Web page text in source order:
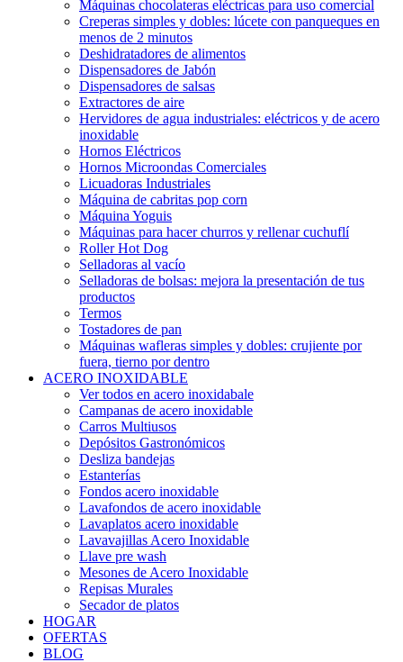
Máquinas chocolateras eléctricas para uso comercial
Creperas simples y dobles: lúcete con panqueques en
menos de 2 minutos
Deshidratadores de alimentos
Dispensadores de Jabón
Dispensadores de salsas
Extractores de aire
Hervidores de agua industriales: eléctricos y de acero
inoxidable
Hornos Eléctricos
Hornos Microondas Comerciales
Licuadoras Industriales
Máquina de cabritas pop corn
Máquina Yoguis
Máquinas para hacer churros y rellenar cuchuflí
Roller Hot Dog
Selladoras al vacío
Selladoras de bolsas: mejora la presentación de tus
productos
Termos
Tostadores de pan
Máquinas wafleras simples y dobles: crujiente por
fuera, tierno por dentro
ACERO INOXIDABLE
Ver todos en acero inoxidabale
Campanas de acero inoxidable
Carros Multiusos
Depósitos Gastronómicos
Desliza bandejas
Estanterías
Fondos acero inoxidable
Lavafondos de acero inoxidable
Lavaplatos acero inoxidable
Lavavajillas Acero Inoxidable
Llave pre wash
Mesones de Acero Inoxidable
Repisas Murales
Secador de platos
HOGAR
OFERTAS
BLOG